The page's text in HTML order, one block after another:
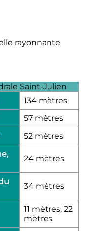
rayonnante
Saint-Julien
134 mètres
57 mètres
52 mètres
24 mètres
34 mètres
11 mètres, 22
mètres